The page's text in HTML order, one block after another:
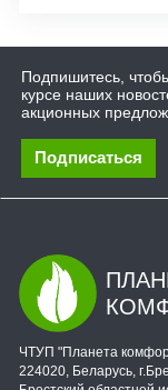
Подпишитесь,
курсе наших
акционных
Подписаться
ЧТУП "Планета
224020, Беларусь,